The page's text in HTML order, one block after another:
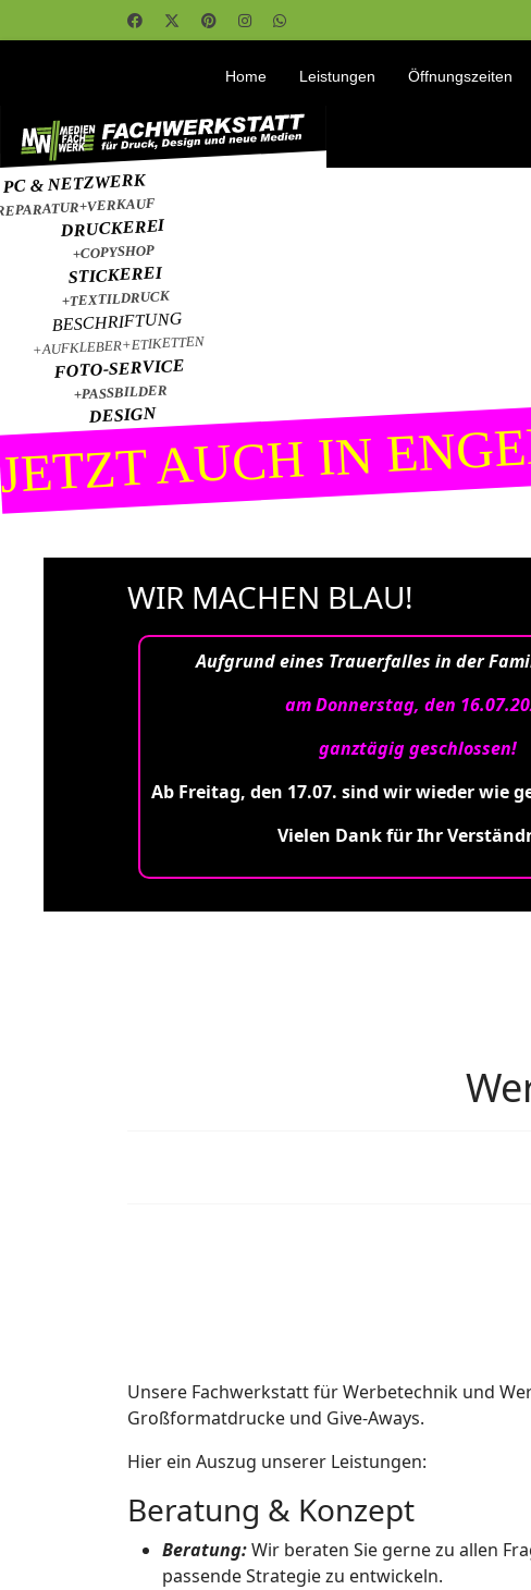
Home Leistungen Öffnungszeiten
PC & NETZWERK
DRUCKEREI
+COPYSHOP
STICKEREI
+TEXTILDRUCK
BESCHRIFTUNG
+AUFKLEBER+ETIKETTEN
FOTO-SERVICE
+PASSBILDER
DESIGN AUCH IN
WIR MACHEN BLAU!
Aufgrund eines Trauerfalles in der
am Donnerstag, den
ganztägig geschlossen!
Ab Freitag, den 17.07. sind wir wieder wie
Vielen Dank für Ihr
Unsere Fachwerkstatt für Werbetechnik und
Großformatdrucke und Give-Aways.
Hier ein Auszug unserer Leistungen:
Beratung & Konzept
Beratung:Wir beraten Sie gerne zu allen
passende Strategie zu entwickeln.